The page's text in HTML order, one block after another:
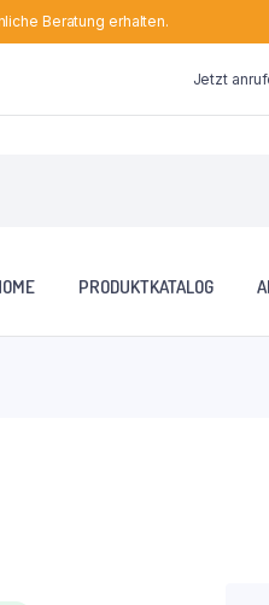
Beratung erhalten.
Jetzt
PRODUKTKATALOG